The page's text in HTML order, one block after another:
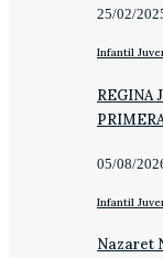
25/02/
Infantil
REGINA
05/08/
Infantil
Nazaret